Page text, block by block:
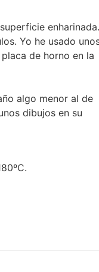
enharinada.
Yo he usado
de horno en la
algo menor al de
dibujos en su